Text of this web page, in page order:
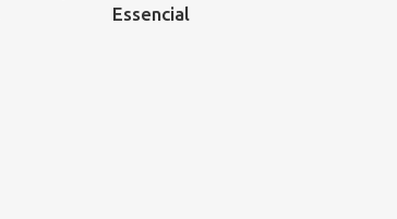
Essencial